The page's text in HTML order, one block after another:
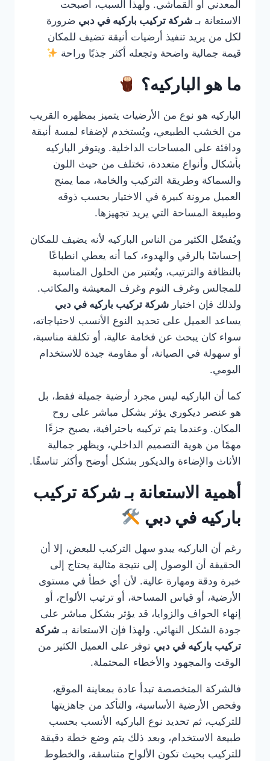
المعدني أو القماشي. ولهذا السبب، أصبحت
الاستعانة بـ شركة تركيب باركيه في دبي ضرورة
لكل من يريد تنفيذ أرضيات أنيقة تضيف للمكان
قيمة جمالية واضحة وتجعله أكثر جذبًا وراحة
ما هو الباركيه؟
الباركيه هو نوع من الأرضيات يتميز بمظهره القريب
من الخشب الطبيعي، ويُستخدم لإضفاء لمسة أنيقة
ودافئة على المساحات الداخلية. ويتوفر الباركيه
بأشكال وأنواع متعددة، تختلف من حيث اللون
والسماكة وطريقة التركيب والخامة، مما يمنح
العميل مرونة كبيرة في الاختيار بحسب ذوقه
وطبيعة المساحة التي يريد تجهيزها.
ويُفضّل الكثير من الناس الباركيه لأنه يضيف للمكان
إحساسًا بالرقي والهدوء، كما أنه يعطي انطباعًا
بالنظافة والترتيب، ويُعتبر من الحلول المناسبة
للمجالس وغرف النوم وغرف المعيشة والمكاتب.
ولذلك فإن اختيار شركة تركيب باركيه في دبي
يساعد العميل على تحديد النوع الأنسب لاحتياجاته،
سواء كان يبحث عن فخامة عالية، أو تكلفة مناسبة،
أو سهولة في الصيانة، أو مقاومة جيدة للاستخدام
اليومي.
كما أن الباركيه ليس مجرد أرضية جميلة فقط، بل
هو عنصر ديكوري يؤثر بشكل مباشر على روح
المكان. وعندما يتم تركيبه باحترافية، يصبح جزءًا
مهمًا من هوية التصميم الداخلي، ويظهر جمالية
الأثاث والإضاءة والديكور بشكل أوضح وأكثر تناسقًا.
أهمية الاستعانة بـ شركة تركيب
باركيه في دبي
رغم أن الباركيه يبدو سهل التركيب للبعض، إلا أن
الحقيقة أن الوصول إلى نتيجة مثالية يحتاج إلى
خبرة ودقة ومهارة عالية. لأن أي خطأ في مستوى
الأرضية، أو قياس المساحة، أو ترتيب الألواح، أو
إنهاء الحواف والزوايا، قد يؤثر بشكل مباشر على
جودة الشكل النهائي. ولهذا فإن الاستعانة بـ شركة
تركيب باركيه في دبي توفر على العميل الكثير من
الوقت والمجهود والأخطاء المحتملة.
فالشركة المتخصصة تبدأ عادة بمعاينة الموقع،
وفحص الأرضية الأساسية، والتأكد من جاهزيتها
للتركيب، ثم تحديد نوع الباركيه الأنسب بحسب
طبيعة الاستخدام، وبعد ذلك يتم وضع خطة دقيقة
للتركيب بحيث تكون الألواح متناسقة، والخطوط